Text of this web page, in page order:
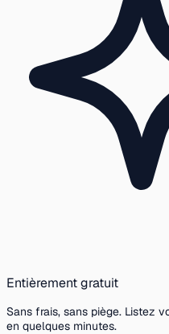
Entièrement gratuit
Sans frais, sans piège. Listez
en quelques minutes.